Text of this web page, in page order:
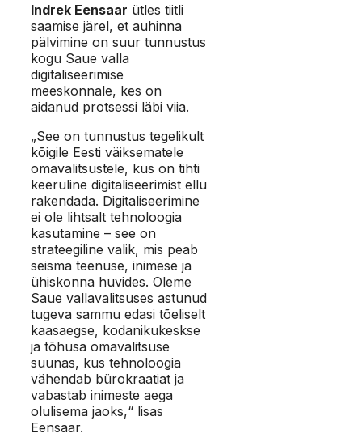
Indrek Eensaar ütles tiitli
saamise järel, et auhinna
pälvimine on suur tunnustus
kogu Saue valla
digitaliseerimise
meeskonnale, kes on
aidanud protsessi läbi viia.
„See on tunnustus tegelikult
kõigile Eesti väiksematele
omavalitsustele, kus on tihti
keeruline digitaliseerimist ellu
rakendada. Digitaliseerimine
ei ole lihtsalt tehnoloogia
kasutamine – see on
strateegiline valik, mis peab
seisma teenuse, inimese ja
ühiskonna huvides. Oleme
Saue vallavalitsuses astunud
tugeva sammu edasi tõeliselt
kaasaegse, kodanikukeskse
ja tõhusa omavalitsuse
suunas, kus tehnoloogia
vähendab bürokraatiat ja
vabastab inimeste aega
olulisema jaoks,“ lisas
Eensaar.